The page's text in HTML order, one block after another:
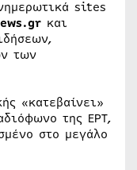
sites
gr και
των
«κατεβαίνει»
της ΕΡΤ,
στο μεγάλο